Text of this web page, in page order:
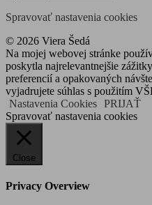
Spravovať nastavenia cookies
© 2026 Viera Šedá
Na mojej webovej stránke
poskytla najrelevantnejšie
preferencií a opakovaných
vyjadrujete súhlas s použitím
Nastavenia Cookies PRIJAŤ
Spravovať nastavenia cookies
Close
Privacy Overview